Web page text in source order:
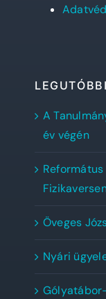
A
év végén
Öveges
Nyári